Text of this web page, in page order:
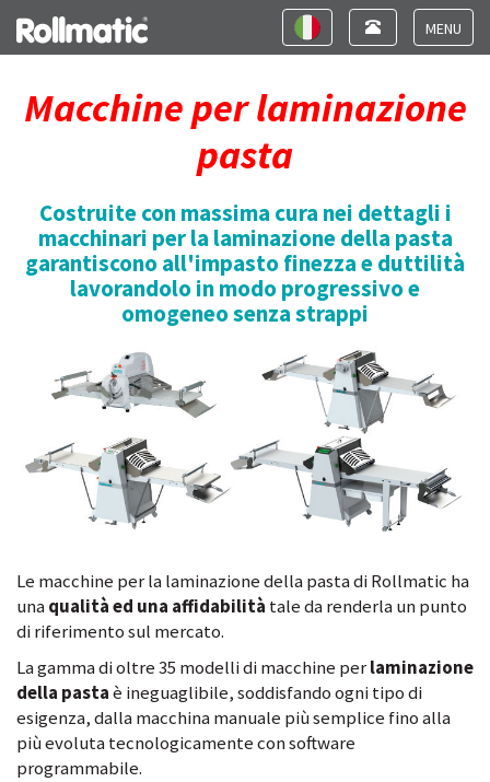
Toggle
Toggle
navigation
Toggle
navigation
Macchine per laminazione
pasta
Costruite con massima cura nei dettagli i
macchinari per la laminazione della pasta
garantiscono all'impasto finezza e duttilità
lavorandolo in modo progressivo e
omogeneo senza strappi
Le macchine per la laminazione della pasta di Rollmatic ha
unaqualità ed una affidabilità tale da renderla un punto
di riferimento sul mercato.
La gamma di oltre 35 modelli di macchine perlaminazione
della pastaè ineguaglibile, soddisfando ogni tipo di
esigenza, dalla macchina manuale più semplice fino alla
più evoluta tecnologicamente con software
programmabile.